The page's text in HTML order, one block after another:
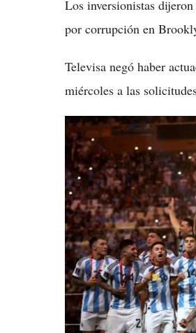
Los inversionistas
por corrupción en
Televisa negó haber
miércoles a las